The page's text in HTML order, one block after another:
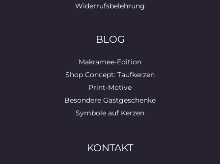
Widerrufsbelehrung
BLOG
Makramee-Edition
Shop Concept: Taufkerzen
Print-Motive
Besondere Gastgeschenke
Symbole auf Kerzen
KONTAKT